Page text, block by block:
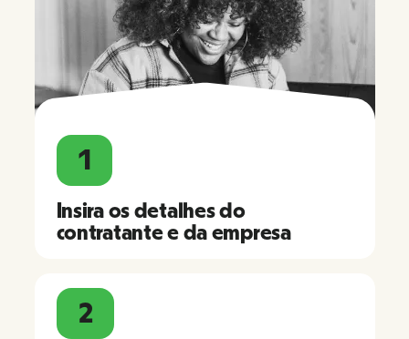
1
Insira os detalhes do
contratante e da empresa
2